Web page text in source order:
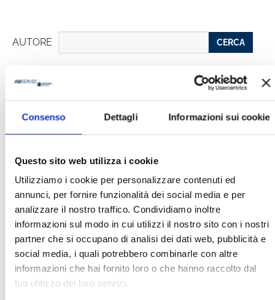
Consenso Dettagli Informazioni sui cookie
Questo sito web utilizza i cookie
Utilizziamo i cookie per personalizzare contenuti ed
annunci, per fornire funzionalità dei social media e per
analizzare il nostro traffico. Condividiamo inoltre
informazioni sul modo in cui utilizzi il nostro sito con i nostri
partner che si occupano di analisi dei dati web, pubblicità e
social media, i quali potrebbero combinarle con altre
informazioni che hai fornito loro o che hanno raccolto dal
tuo utilizzo dei loro servizi.
AUTORE CERCA
Riccardo Manzotti
Iulm
Ha pubblicato con noi